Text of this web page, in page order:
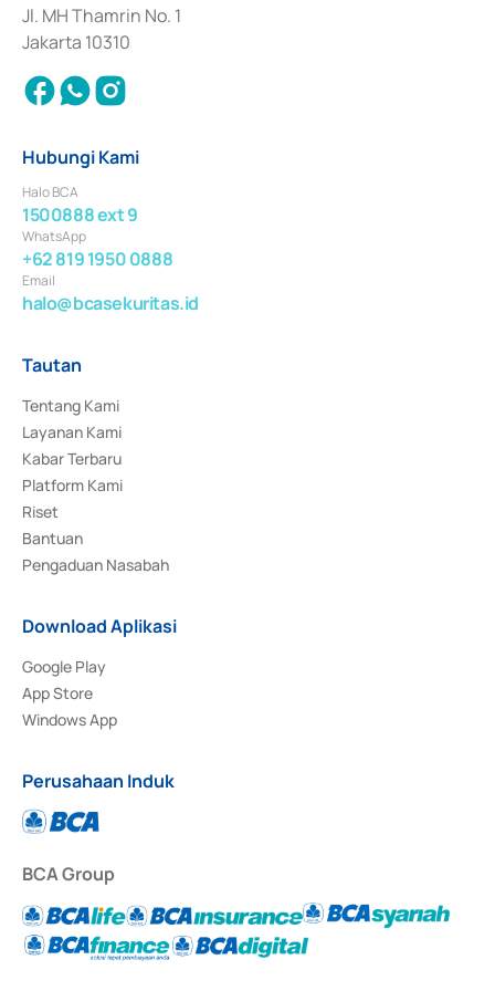
Jl. MH Thamrin No. 1
Jakarta 10310
Hubungi Kami
Halo BCA
1500888 ext 9
WhatsApp
+62 819 1950 0888
Email
halo@bcasekuritas.id
Tautan
Tentang Kami
Layanan Kami
Kabar Terbaru
Platform Kami
Riset
Bantuan
Pengaduan Nasabah
Download Aplikasi
Google Play
App Store
Windows App
Perusahaan Induk
BCA Group